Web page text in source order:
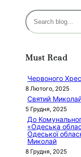
П
о
к
Must Read
Червоного
8 Лютого, 2025
Святий
5 Грудня, 2025
До
«Одеська
Одеської
Миколай
8 Грудня, 2025